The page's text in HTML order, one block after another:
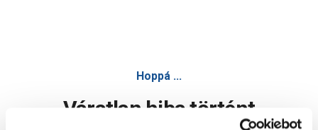
Hoppá ...
Váratlan hiba történt